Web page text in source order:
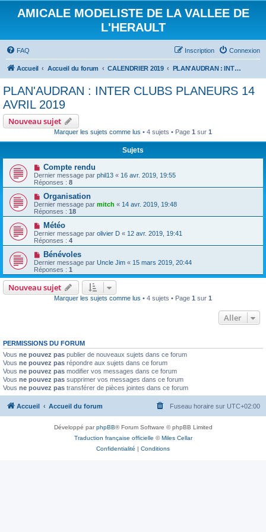
AMICALE MODELISTE DE LA VALLEE DE
L'HERAULT
FAQ Connexion
Inscription
Accueil Accueil du forum CALENDRIER 2019 PLAN'AUDRAN : INTER CLUBS PLANEURS 14 AVRIL 2019
PLAN'AUDRAN : INTER CLUBS PLANEURS 14
AVRIL 2019
Nouveau sujet
Marquer les sujets comme lus • 4 sujets • Page 1 sur 1
Sujets
Compte rendu
Dernier message par phil13 « 16 avr. 2019, 19:55
Réponses : 8
Organisation
Dernier message par mitch « 14 avr. 2019, 19:48
Réponses : 18
Météo
Dernier message par olivier D « 12 avr. 2019, 19:41
Réponses : 4
Bénévoles
Dernier message par Uncle Jim « 15 mars 2019, 20:44
Réponses : 1
Nouveau sujet
Marquer les sujets comme lus • 4 sujets • Page 1 sur 1
Aller
PERMISSIONS DU FORUM
Vous ne pouvez pas publier de nouveaux sujets dans ce forum
Vous ne pouvez pas répondre aux sujets dans ce forum
Vous ne pouvez pas modifier vos messages dans ce forum
Vous ne pouvez pas supprimer vos messages dans ce forum
Vous ne pouvez pas transférer de pièces jointes dans ce forum
Accueil Accueil du forum Fuseau horaire sur UTC+02:00
Développé parphpBB® Forum Software © phpBB Limited
Traduction française officielle ©Miles Cellar
Confidentialité | Conditions